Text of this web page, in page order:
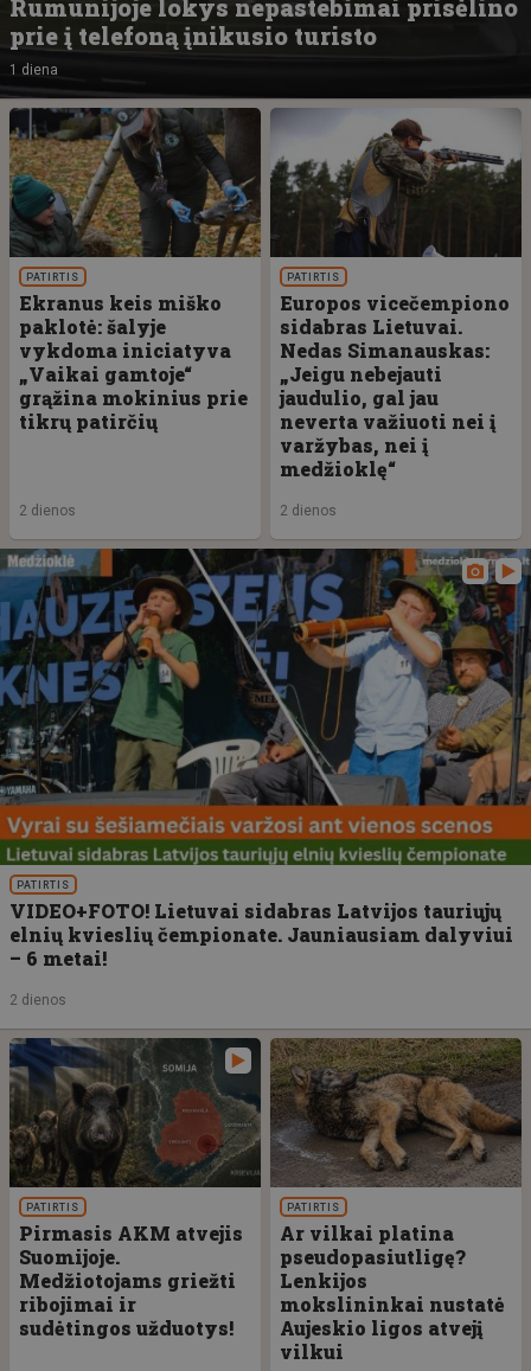
Rumunijoje lokys nepastebimai prisėlino
prie į telefoną įnikusio turisto
1 diena
PATIRTIS
Ekranus keis miško
paklotė: šalyje
vykdoma iniciatyva
„Vaikai gamtoje“
grąžina mokinius prie
tikrų patirčių
2 dienos
PATIRTIS
Europos vicečempiono
sidabras Lietuvai.
Nedas Simanauskas:
„Jeigu nebejauti
jaudulio, gal jau
neverta važiuoti nei į
varžybas, nei į
medžioklę“
2 dienos
PATIRTIS
VIDEO+FOTO! Lietuvai sidabras Latvijos tauriųjų
elnių kvieslių čempionate. Jauniausiam dalyviui
– 6 metai!
2 dienos
PATIRTIS
Pirmasis AKM atvejis
Suomijoje.
Medžiotojams griežti
ribojimai ir
sudėtingos užduotys!
PATIRTIS
Ar vilkai platina
pseudopasiutligę?
Lenkijos
mokslininkai nustatė
Aujeskio ligos atvejį
vilkui